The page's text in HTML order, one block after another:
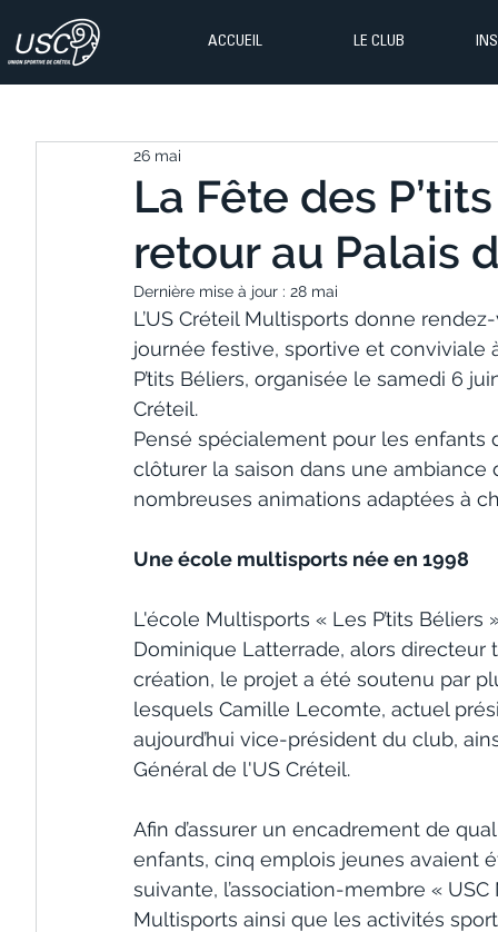
ACCUEIL LE CLUB
La Fête des
retour au Palais
26 mai
Dernière mise à jour : 28 mai
L’US Créteil Multisports donne
journée festive, sportive et conviviale
P’tits Béliers, organisée le samedi 6
Créteil.
Pensé spécialement pour les
clôturer la saison dans une
nombreuses animations adaptées à
Une école multisports née en 1998
L'école Multisports « Les P’tits
Dominique Latterrade, alors directeur
création, le projet a été soutenu par
lesquels Camille Lecomte, actuel
aujourd’hui vice-président du club,
Général de l'US Créteil.
Afin d’assurer un encadrement de
enfants, cinq emplois jeunes avaient
suivante, l’association-membre «
Multisports ainsi que les activités